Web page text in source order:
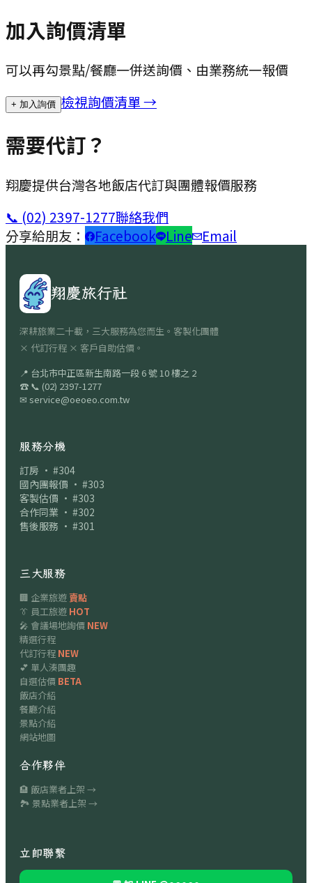
加入詢價清單
可以再勾景點/餐廳一併送詢價、由業務統一報價
+ 加入詢價 檢視詢價清單 →
需要代訂？
翔慶提供台灣各地飯店代訂與團體報價服務
📞 (02) 2397-1277聯絡我們
分享給朋友：
Facebook Line Email
翔慶旅行社
深耕旅業二十載，三大服務為您而生。客製化團體
× 代訂行程 × 客戶自助估價。
📍 台北市中正區新生南路一段 6 號 10 樓之 2
☎ 📞 (02) 2397-1277
✉ service@oeoeo.com.tw
服務分機
訂房 · #304
國內團報價 · #303
客製估價 · #303
合作同業 · #302
售後服務 · #301
三大服務
🏢 企業旅遊賣點
👔 員工旅遊 HOT
🎤 會議場地詢價 NEW
精選行程
代訂行程 NEW
💕 單人湊團趣
自選估價 BETA
飯店介紹
餐廳介紹
景點介紹
網站地圖
合作夥伴
🏨 飯店業者上架 →
🏞 景點業者上架 →
立即聯繫